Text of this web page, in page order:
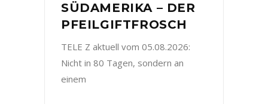
SÜDAMERIKA – DER
PFEILGIFTFROSCH
TELE Z aktuell vom 05.08.2026:
Nicht in 80 Tagen, sondern an
einem